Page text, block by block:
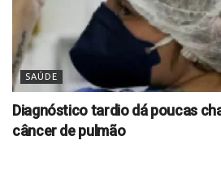
SAÚDE
Diagnóstico tardio dá poucas
câncer de pulmão